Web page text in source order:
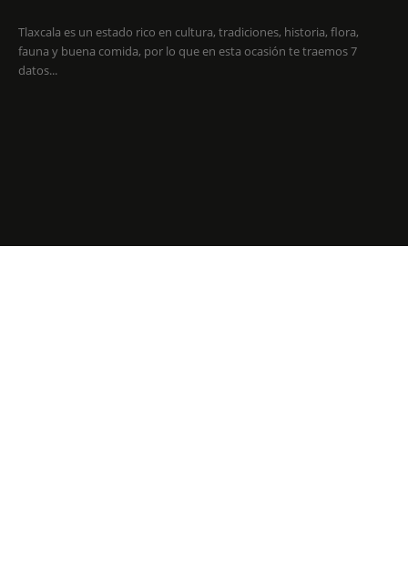
Tlaxcala es un estado rico en cultura, tradiciones, historia, flora,
fauna y buena comida, por lo que en esta ocasión te traemos 7
datos...